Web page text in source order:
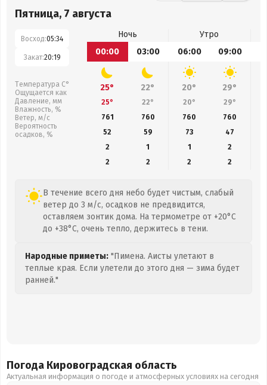
Пятница, 7 августа
Восход:05:34
Закат:20:19
Температура С°
Ощущается как
Давление, мм
Влажность, %
Ветер, м/с
Вероятность
осадков, %
Ночь
Утро
00:00
03:00 06:00 09:00
25° 22° 20° 29°
25° 22° 20° 29°
761
760 760 760
52
59 73 47
2
1 1
2
2
2 2 2
В течение всего дня небо будет чистым, слабый
ветер до 3 м/с, осадков не предвидится,
оставляем зонтик дома. На термометре от +20°C
до +38°C, очень тепло, держитесь в тени.
Народные приметы: "Пимена. Аисты улетают в
теплые края. Если улетели до этого дня — зима будет
ранней."
Погода Кировоградская область
Актуальная информация о погоде и атмосферных условиях на сегодня